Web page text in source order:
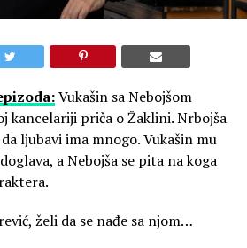
Vukašin sa Nebojšom
kancelariji priča o Žaklini. Nrbojša
ljubavi ima mnogo. Vukašin mu
a Nebojša se pita na koga
želi da se nađe sa njom…